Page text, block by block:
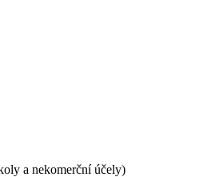
a nekomerční účely)